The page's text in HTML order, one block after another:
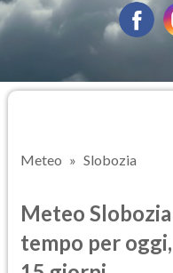
Meteo Slobozia
Meteo
tempo per